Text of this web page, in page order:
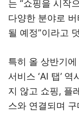
는 “쇼핑을 시작
다양한 분야로
될 예정”이라고
특히 올 상반기
서비스 ‘AI 탭’
지 않고 쇼핑, 플
스와 연결되며